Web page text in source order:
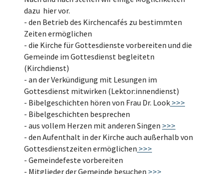
dazu hier vor.
- den Betrieb des Kirchencafés zu bestimmten
Zeiten ermöglichen
- die Kirche für Gottesdienste vorbereiten und die
Gemeinde im Gottesdienst begleitetn
(Kirchdienst)
- an der Verkündigung mit Lesungen im
Gottesdienst mitwirken (Lektor:innendienst)
- Bibelgeschichten hören von Frau Dr. Look >>>
- Bibelgeschichten besprechen
- aus vollem Herzen mit anderen Singen >>>
- den Aufenthalt in der Kirche auch außerhalb von
Gottesdienstzeiten ermöglichen >>>
- Gemeindefeste vorbereiten
- Mitglieder der Gemeinde besuchen >>>